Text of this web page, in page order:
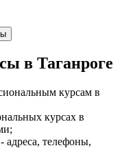
в Таганроге
курсам в
курсах в
адреса, телефоны,